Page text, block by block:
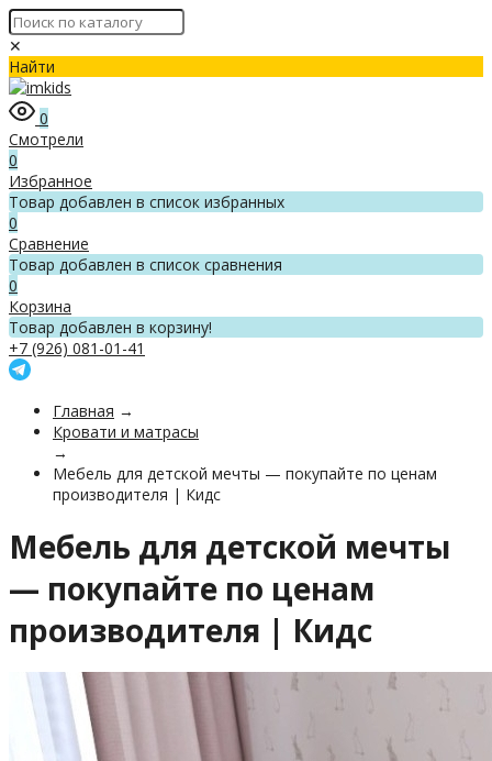
✕
Найти
0
Смотрели
0
Избранное
Товар добавлен в список избранных
0
Сравнение
Товар добавлен в список сравнения
0
Корзина
Товар добавлен в корзину!
+7 (926) 081-01-41
Главная →
Кровати и матрасы
→
Мебель для детской мечты — покупайте по ценам
производителя | Кидс
Мебель для детской мечты
— покупайте по ценам
производителя | Кидс